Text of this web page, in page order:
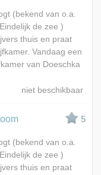
(bekend van o.a.
de zee )
thuis en praat
Vandaag een
van Doeschka
5
(bekend van o.a.
de zee )
thuis en praat